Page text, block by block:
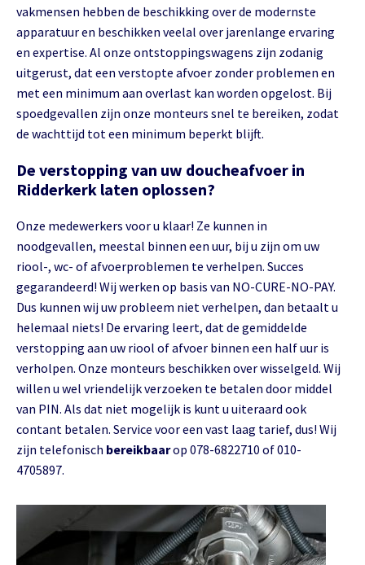
vakmensen hebben de beschikking over de modernste
apparatuur en beschikken veelal over jarenlange ervaring
en expertise. Al onze ontstoppingswagens zijn zodanig
uitgerust, dat een verstopte afvoer zonder problemen en
met een minimum aan overlast kan worden opgelost. Bij
spoedgevallen zijn onze monteurs snel te bereiken, zodat
de wachttijd tot een minimum beperkt blijft.
De verstopping van uw doucheafvoer in
Ridderkerk laten oplossen?
Onze medewerkers voor u klaar! Ze kunnen in
noodgevallen, meestal binnen een uur, bij u zijn om uw
riool-, wc- of afvoerproblemen te verhelpen. Succes
gegarandeerd! Wij werken op basis van NO-CURE-NO-PAY.
Dus kunnen wij uw probleem niet verhelpen, dan betaalt u
helemaal niets! De ervaring leert, dat de gemiddelde
verstopping aan uw riool of afvoer binnen een half uur is
verholpen. Onze monteurs beschikken over wisselgeld. Wij
willen u wel vriendelijk verzoeken te betalen door middel
van PIN. Als dat niet mogelijk is kunt u uiteraard ook
contant betalen. Service voor een vast laag tarief, dus! Wij
zijn telefonisch bereikbaarop 078-6822710 of 010-
4705897.